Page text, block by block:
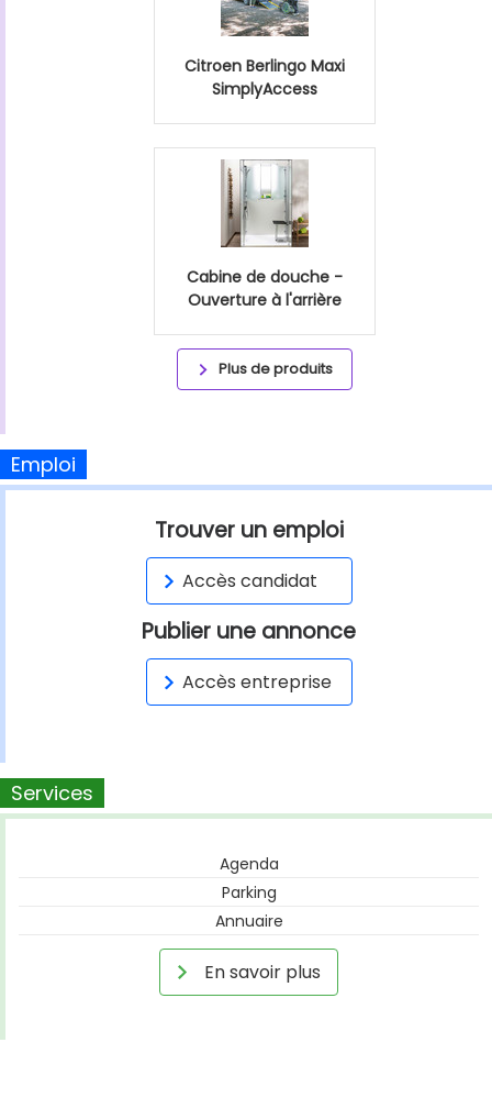
Citroen Berlingo Maxi
SimplyAccess
Cabine de douche -
Ouverture à l'arrière
Plus de produits
Emploi
Trouver un emploi
Accès candidat
Publier une annonce
Accès entreprise
Services
Agenda
Parking
Annuaire
En savoir plus